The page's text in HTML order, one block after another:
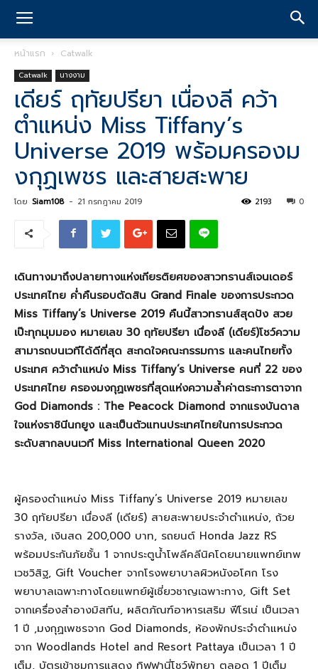
หน้าแรก Catwalk
Catwalk นางงาม
เดียร์ ฤทัยปรียา เนื่องลี คว้า
ตำแหน่ง Miss Tiffany’s
Universe 2019 พร้อมครองม
งกุฏเพชร และสายสะพาย
โดย Siam108 - 21 กรกฎาคม 2019 0
2193
เดินทางมาถึงปลายทางแห่งเกียรติยศของสาวทรานส์เจนเดอร์
ประเทศไทย ค่ำคืนรอบตัดสิน Grand Finale ของการประกวด
Miss Tiffany’s Universe 2019 คืนนี้สาวทรานส์สุดปัง สวย
เป๊ะทุกมุมมอง หมายเลข 30 ฤทัยปรียา เนื่องลี(เดียร์)โชว์ความ
สามารถบนเวทีได้ดีที่สุด สะกดใจคณะกรรมการ และคนไทยทั้ง
ประเทศ คว้าตำแหน่งMiss Tiffany’s Universe คนที่22 ของ
ประเทศไทย ครองมงกุฏเพชรที่สุดแห่งความล้ำค่าตระการตาจาก
God Diamonds : The Peacock Diamond จากแรงบันดาล
ใจแห่งราชินีนกยูง และเป็นตัวแทนประเทศไทยในการประกวด
ระดับสากลบนเวทีMiss International Queen 2020
ผู้ครองตําแหน่ง Miss Tiffany’s Universe 2019 หมายเลข
30 ฤทัยปรียา เนื่องลี (เดียร์) สายสะพายประจําตําแหน่ง, ถ้วย
รางวัล, เงินสด 200,000 บาท, รถยนต์ Honda Jazz RS
พร้อมประกันภัยชั้น 1 จากประตูนํ้าโพลีคลีนิคโดยนายแพทย์เทพ
เวชวิสิฐ, Gift Voucher จากโรงพยาบาลผิวหนังอโศก โรง
พยาบาลเฉพาะทางโดยแพทย์ผู้เชี่ยวชาญเฉพาะทาง, Gift Set
จากเครื่องสําอางมิสทีน, ผลิตภัณฑ์อาหารเสริม ฟีโรเน่ เป็นเวลา
1 ปี ,มงกุฏเพชรจาก God Diamonds, ห้องพักประจําตําแหน่ง
จาก Woodlands Hotel and Resort Pattaya เป็นเวลา 1 ปี
เต็ม, บัตรเข้าชมการแสดง ทิฟฟานี่โชว์พัทยา ตลอด 1 ปีเต็ม